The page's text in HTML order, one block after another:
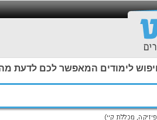
לימודים המאפשר לכם לדעת